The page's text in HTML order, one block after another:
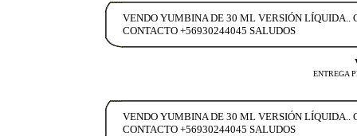
VENDO YUMBINA DE 30 ML VERSIÓN LÍQUIDA..
CONTACTO +56930244045 SALUDOS
ENTREGA
VENDO YUMBINA DE 30 ML VERSIÓN LÍQUIDA..
CONTACTO +56930244045 SALUDOS